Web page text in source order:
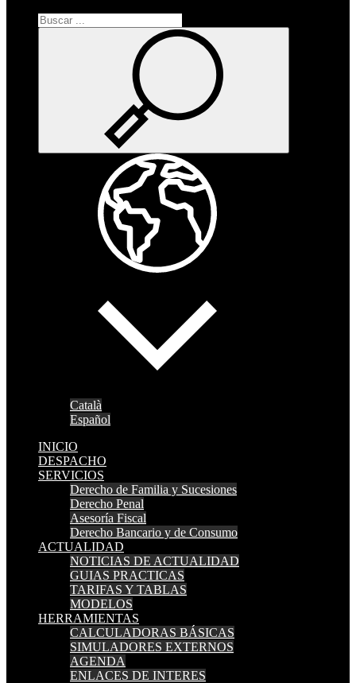
Català
Español
INICIO
DESPACHO
SERVICIOS
Derecho de Familia y Sucesiones
Derecho Penal
Asesoría Fiscal
Derecho Bancario y de Consumo
ACTUALIDAD
NOTICIAS DE ACTUALIDAD
GUIAS PRACTICAS
TARIFAS Y TABLAS
MODELOS
HERRAMIENTAS
CALCULADORAS BÁSICAS
SIMULADORES EXTERNOS
AGENDA
ENLACES DE INTERES